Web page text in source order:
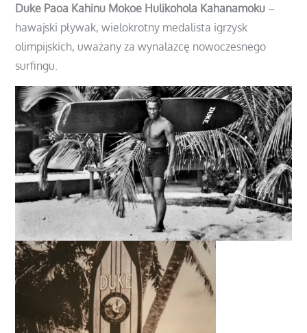
Duke Paoa Kahinu Mokoe Hulikohola Kahanamoku –
hawajski pływak, wielokrotny medalista igrzysk
olimpijskich, uważany za wynalazcę nowoczesnego
surfingu.